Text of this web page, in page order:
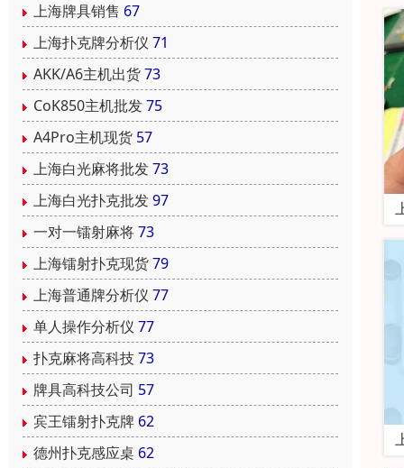
上海牌具销售 67
上海扑克牌分析仪 71
AKK/A6主机出货73
CoK850主机批发75
A4Pro主机现货 57
上海白光麻将批发73
上海白光扑克批发97
一对一镭射麻将73
上海镭射扑克现货79
上海普通牌分析仪 77
单人操作分析仪 77
扑克麻将高科技73
牌具高科技公司 57
宾王镭射扑克牌 62
德州扑克感应桌 62